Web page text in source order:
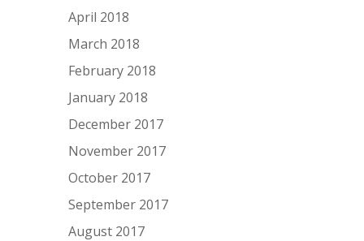
April 2018
March 2018
February 2018
January 2018
December 2017
November 2017
October 2017
September 2017
August 2017